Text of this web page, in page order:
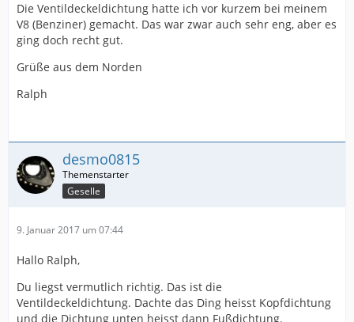
Die Ventildeckeldichtung hatte ich vor kurzem bei meinem
V8 (Benziner) gemacht. Das war zwar auch sehr eng, aber es
ging doch recht gut.
Grüße aus dem Norden
Ralph
desmo0815
Geselle
9. Januar 2017 um 07:44
Hallo Ralph,
Du liegst vermutlich richtig. Das ist die
Ventildeckeldichtung. Dachte das Ding heisst Kopfdichtung
und die Dichtung unten heisst dann Fußdichtung.